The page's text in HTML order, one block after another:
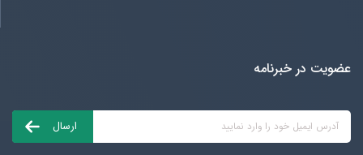
عضویت در خبرنامه